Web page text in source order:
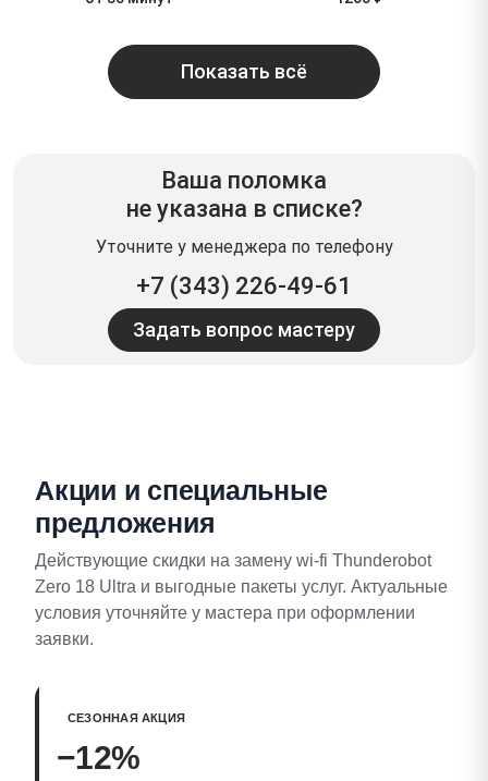
Показать всё
Ваша поломка
не указана в списке?
Уточните у менеджера по телефону
+7 (343) 226-49-61
Задать вопрос мастеру
Акции и специальные
предложения
Действующие скидки на замену wi-fi Thunderobot
Zero 18 Ultra и выгодные пакеты услуг. Актуальные
условия уточняйте у мастера при оформлении
заявки.
СЕЗОННАЯ АКЦИЯ
−12%